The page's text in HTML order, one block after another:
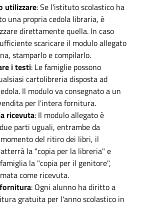
utilizzare: Se l'istituto scolastico ha
una propria cedola libraria, è
direttamente quella. In caso
scaricare il modulo allegato
stamparlo e compilarlo.
i testi: Le famiglie possono
cartolibreria disposta ad
Il modulo va consegnato a un
per l'intera fornitura.
ricevuta: Il modulo allegato è
parti uguali, entrambe da
del ritiro dei libri, il
la "copia per la libreria" e
la "copia per il genitore",
come ricevuta.
: Ogni alunno ha diritto a
gratuita per l'anno scolastico in